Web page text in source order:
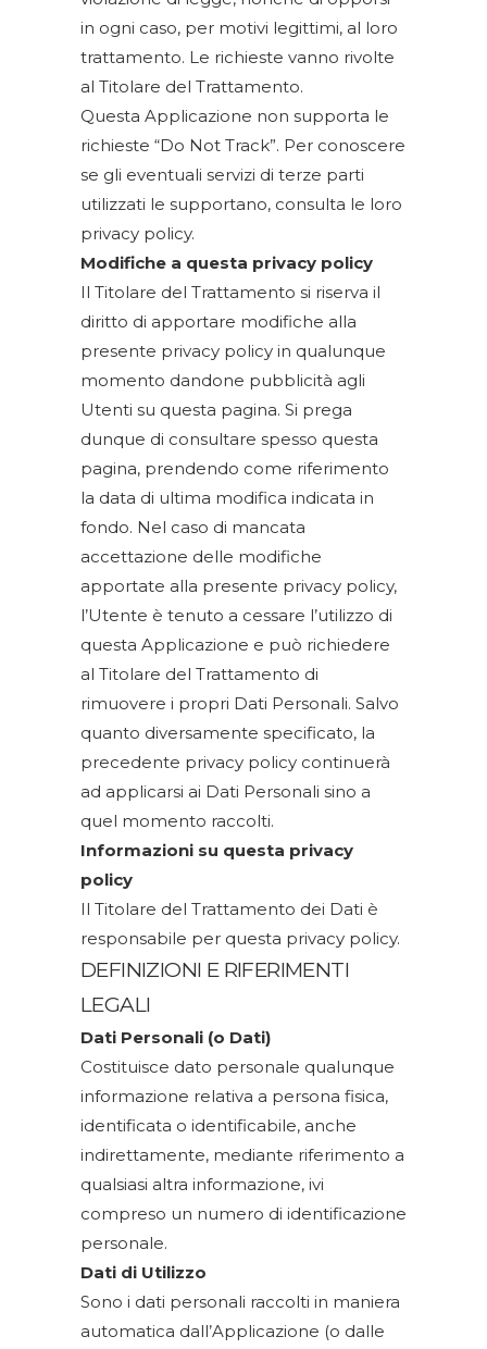
in ogni caso, per motivi legittimi, al loro
trattamento. Le richieste vanno rivolte
al Titolare del Trattamento.
Questa Applicazione non supporta le
richieste “Do Not Track”. Per conoscere
se gli eventuali servizi di terze parti
utilizzati le supportano, consulta le loro
privacy policy.
Modifiche a questa privacy policy
Il Titolare del Trattamento si riserva il
diritto di apportare modifiche alla
presente privacy policy in qualunque
momento dandone pubblicità agli
Utenti su questa pagina. Si prega
dunque di consultare spesso questa
pagina, prendendo come riferimento
la data di ultima modifica indicata in
fondo. Nel caso di mancata
accettazione delle modifiche
apportate alla presente privacy policy,
l’Utente è tenuto a cessare l’utilizzo di
questa Applicazione e può richiedere
al Titolare del Trattamento di
rimuovere i propri Dati Personali. Salvo
quanto diversamente specificato, la
precedente privacy policy continuerà
ad applicarsi ai Dati Personali sino a
quel momento raccolti.
Informazioni su questa privacy
policy
Il Titolare del Trattamento dei Dati è
responsabile per questa privacy policy.
DEFINIZIONI E RIFERIMENTI
LEGALI
Dati Personali (o Dati)
Costituisce dato personale qualunque
informazione relativa a persona fisica,
identificata o identificabile, anche
indirettamente, mediante riferimento a
qualsiasi altra informazione, ivi
compreso un numero di identificazione
personale.
Dati di Utilizzo
Sono i dati personali raccolti in maniera
automatica dall’Applicazione (o dalle